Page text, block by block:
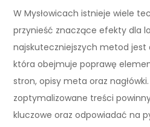
W Mysłowicach istnieje wiele
przynieść znaczące efekty dla
najskuteczniejszych metod
która obejmuje poprawę
stron, opisy meta oraz
zoptymalizowane treści
kluczowe oraz odpowiadać na